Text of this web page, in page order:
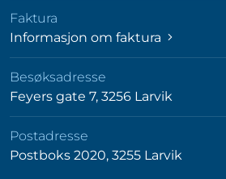
Faktura
Informasjon om faktura
Besøksadresse
Feyers gate 7, 3256 Larvik
Postadresse
Postboks 2020, 3255 Larvik